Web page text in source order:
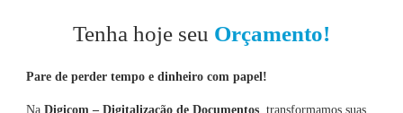
Tenha hoje seu Orçamento!
Pare de perder tempo e dinheiro com papel!
Na Digicom – Digitalização de Documentos, transformamos suas